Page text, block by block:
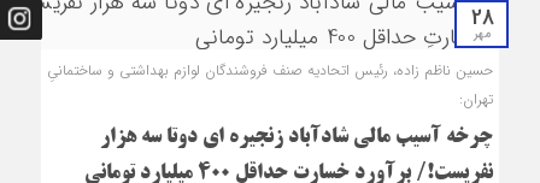
28
مهر
حسین ناظم زاده، رئیس اتحادیه صنف فروشندگان لوازم بهداشتی و ساختمانیِ
تهران:
چرخه آسیب مالی شادآباد زنجیره ای دوتا سه هزار
نفریست!/ برآورد خسارتِ حداقل 400 میلیارد تومانی